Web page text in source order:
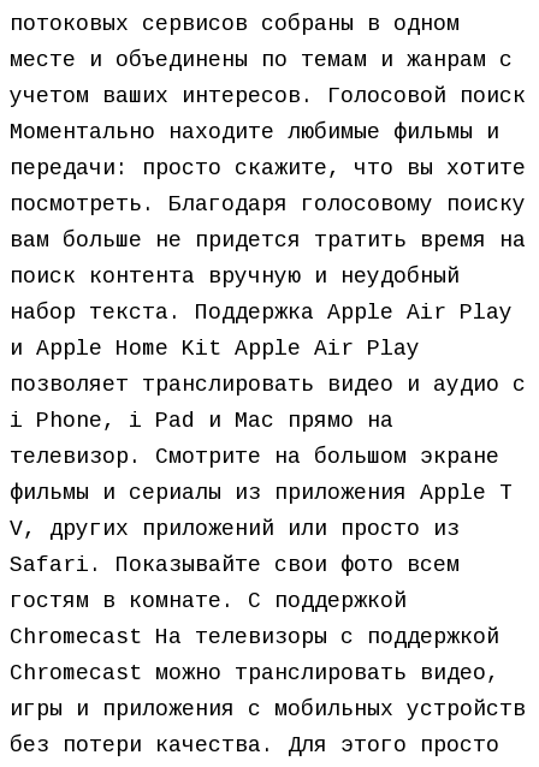
потоковых сервисов собраны в одном
месте и объединены по темам и жанрам с
учетом ваших интересов. Голосовой поиск
Моментально находите любимые фильмы и
передачи: просто скажите, что вы хотите
посмотреть. Благодаря голосовому поиску
вам больше не придется тратить время на
поиск контента вручную и неудобный
набор текста. Поддержка Apple Air Play
и Apple Home Kit Apple Air Play
позволяет транслировать видео и аудио с
i Phone, i Pad и Mac прямо на
телевизор. Смотрите на большом экране
фильмы и сериалы из приложения Apple T
V, других приложений или просто из
Safari. Показывайте свои фото всем
гостям в комнате. С поддержкой
Chromecast На телевизоры с поддержкой
Chromecast можно транслировать видео,
игры и приложения с мобильных устройств
без потери качества. Для этого просто